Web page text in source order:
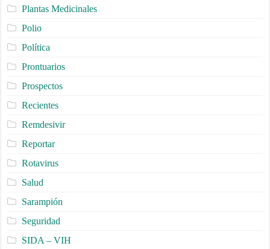
Plantas Medicinales
Polio
Política
Prontuarios
Prospectos
Recientes
Remdesivir
Reportar
Rotavirus
Salud
Sarampión
Seguridad
SIDA – VIH